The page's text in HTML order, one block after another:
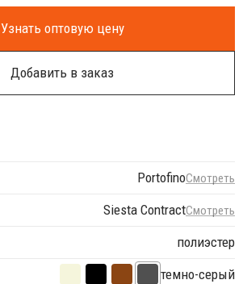
Узнать оптовую цену
Добавить в заказ
PortofinoСмотреть
Siesta ContractСмотреть
полиэстер
темно-серый